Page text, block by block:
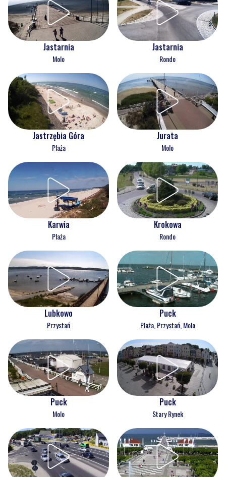
Jastarnia
Molo
Jastarnia
Rondo
Jastrzębia Góra
Plaża
Jurata
Molo
Karwia
Plaża
Krokowa
Rondo
Lubkowo
Przystań
Puck
Plaża, Przystań, Molo
Puck
Molo
Puck
Stary Rynek